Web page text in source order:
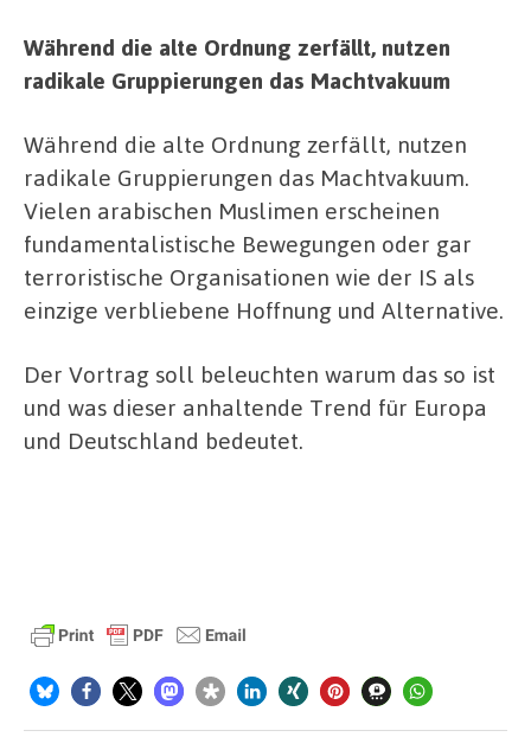
Während die alte Ordnung zerfällt, nutzen
radikale Gruppierungen das Machtvakuum
Während die alte Ordnung zerfällt, nutzen
radikale Gruppierungen das Machtvakuum.
Vielen arabischen Muslimen erscheinen
fundamentalistische Bewegungen oder gar
terroristische Organisationen wie der IS als
einzige verbliebene Hoffnung und Alternative.
Der Vortrag soll beleuchten warum das so ist
und was dieser anhaltende Trend für Europa
und Deutschland bedeutet.